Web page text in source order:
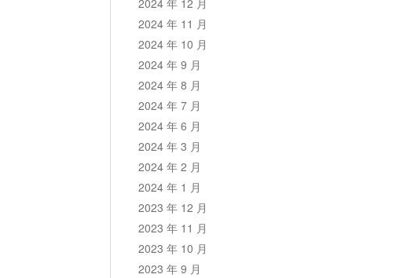
2024 年 12 月
2024 年 11 月
2024 年 10 月
2024 年 9 月
2024 年 8 月
2024 年 7 月
2024 年 6 月
2024 年 3 月
2024 年 2 月
2024 年 1 月
2023 年 12 月
2023 年 11 月
2023 年 10 月
2023 年 9 月